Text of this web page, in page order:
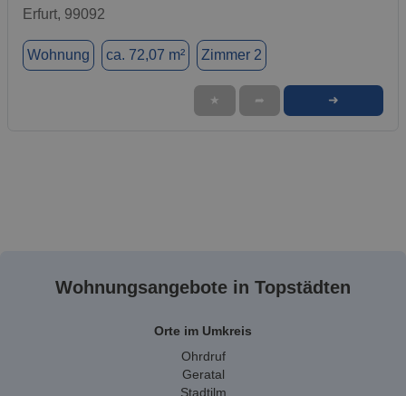
Erfurt, 99092
Wohnung ca. 72,07 m² Zimmer 2
★ ➦ ➜
Wohnungsangebote in Topstädten
Orte im Umkreis
Ohrdruf
Geratal
Stadtilm